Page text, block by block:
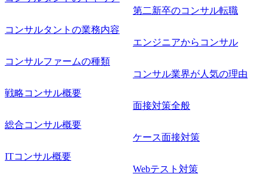
コンサルタントの業務内容
コンサルファームの種類
戦略コンサル概要
総合コンサル概要
ITコンサル概要
第二新卒のコンサル転職
エンジニアからコンサル
コンサル業界が人気の理由
面接対策全般
ケース面接対策
Webテスト対策